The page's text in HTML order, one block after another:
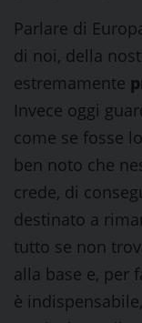
Parlare di
di noi, della
estremamente
Invece oggi
come se fosse
ben noto che
crede, di
destinato a
tutto se non
alla base e, per
è